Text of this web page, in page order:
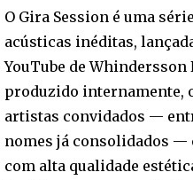
O Gira Session é uma
acústicas inéditas,
YouTube de Whindersson
produzido internamente,
artistas convidados —
nomes já consolidados —
com alta qualidade